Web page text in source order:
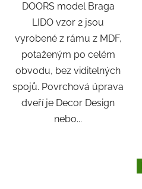
DOORS model Braga
LIDO vzor 2 jsou
vyrobené z rámu z MDF,
potaženým po celém
obvodu, bez viditelných
spojů. Povrchová úprava
dveří je Decor Design
nebo...